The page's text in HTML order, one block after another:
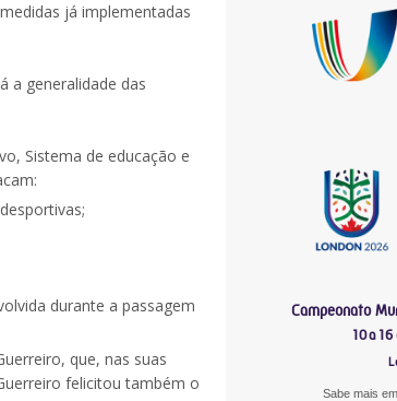
já implementadas
a generalidade das
Sistema de educação e
durante a passagem
que, nas suas
felicitou também o
Campeonato
10 a
Sabe mais